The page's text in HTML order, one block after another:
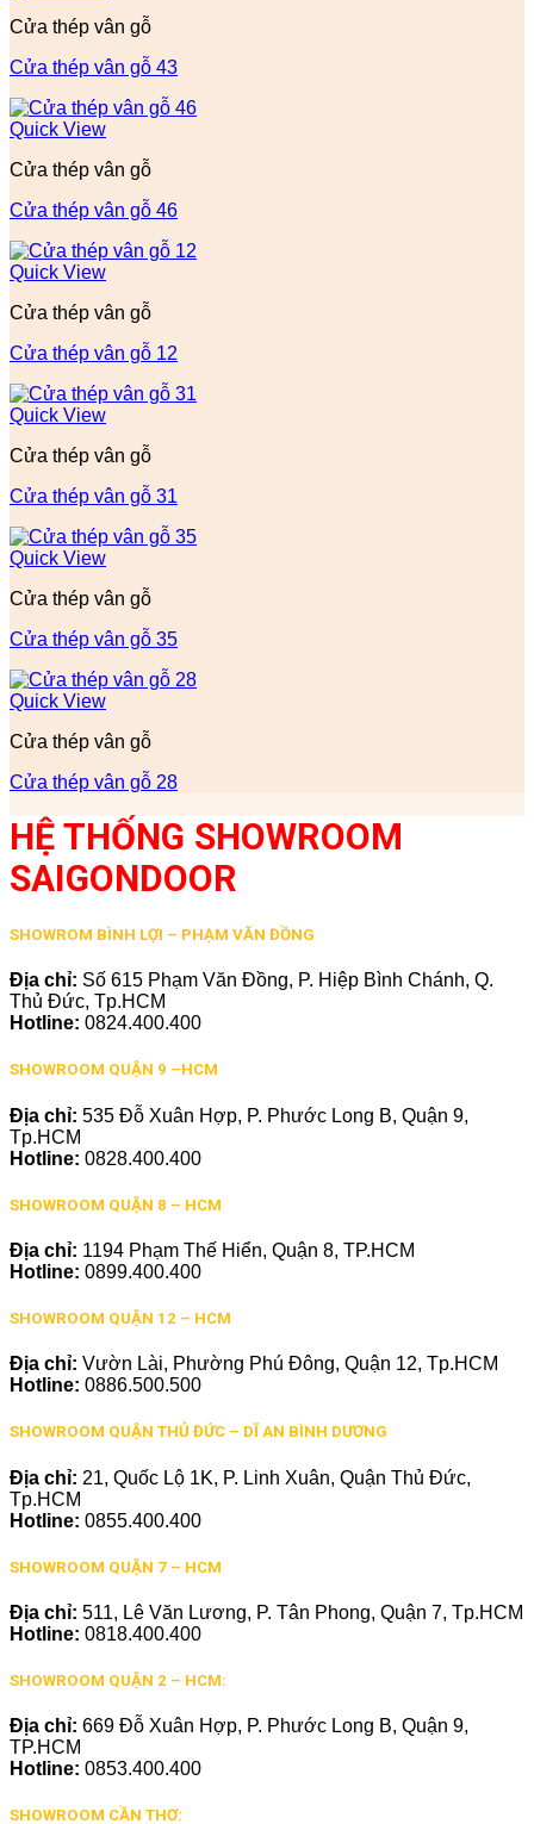
Cửa thép vân gỗ
Cửa thép vân gỗ 43
Quick View
Cửa thép vân gỗ
Cửa thép vân gỗ 46
Quick View
Cửa thép vân gỗ
Cửa thép vân gỗ 12
Quick View
Cửa thép vân gỗ
Cửa thép vân gỗ 31
Quick View
Cửa thép vân gỗ
Cửa thép vân gỗ 35
Quick View
Cửa thép vân gỗ
Cửa thép vân gỗ 28
HỆ THỐNG SHOWROOM
SAIGONDOOR
SHOWROM BÌNH LỢI – PHẠM VĂN ĐỒNG
Địa chỉ: Số 615 Phạm Văn Đồng, P. Hiệp Bình Chánh, Q.
Thủ Đức, Tp.HCM
Hotline: 0824.400.400
SHOWROOM QUẬN 9 –HCM
Địa chỉ: 535 Đỗ Xuân Hợp, P. Phước Long B, Quận 9,
Tp.HCM
Hotline: 0828.400.400
SHOWROOM QUẬN 8 – HCM
Địa chỉ: 1194 Phạm Thế Hiển, Quận 8, TP.HCM
Hotline: 0899.400.400
SHOWROOM QUẬN 12 – HCM
Địa chỉ: Vườn Lài, Phường Phú Đông, Quận 12, Tp.HCM
Hotline: 0886.500.500
SHOWROOM QUẬN THỦ ĐỨC – DĨ AN BÌNH DƯƠNG
Địa chỉ: 21, Quốc Lộ 1K, P. Linh Xuân, Quận Thủ Đức,
Tp.HCM
Hotline: 0855.400.400
SHOWROOM QUẬN 7 – HCM
Địa chỉ: 511, Lê Văn Lương, P. Tân Phong, Quận 7, Tp.HCM
Hotline: 0818.400.400
SHOWROOM QUẬN 2 – HCM:
Địa chỉ: 669 Đỗ Xuân Hợp, P. Phước Long B, Quận 9,
TP.HCM
Hotline: 0853.400.400
SHOWROOM CẦN THƠ: